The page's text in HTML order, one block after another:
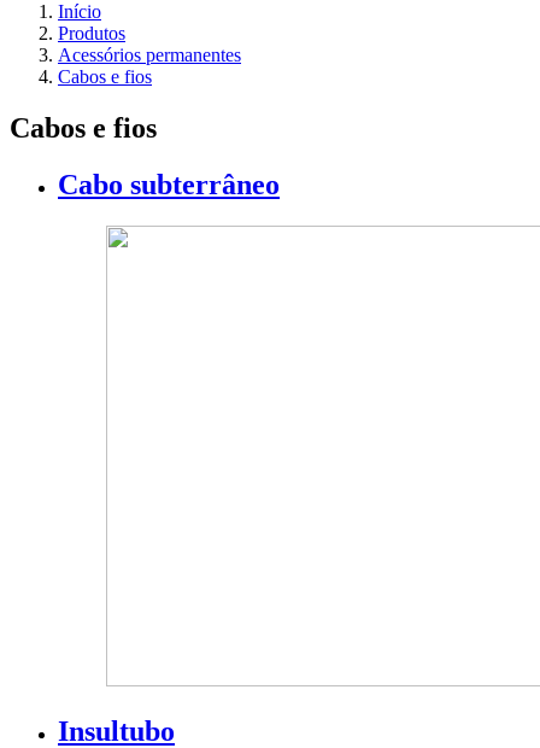
Início
Produtos
Acessórios permanentes
Cabos e fios
Cabos e fios
Cabo subterrâneo
Insultubo